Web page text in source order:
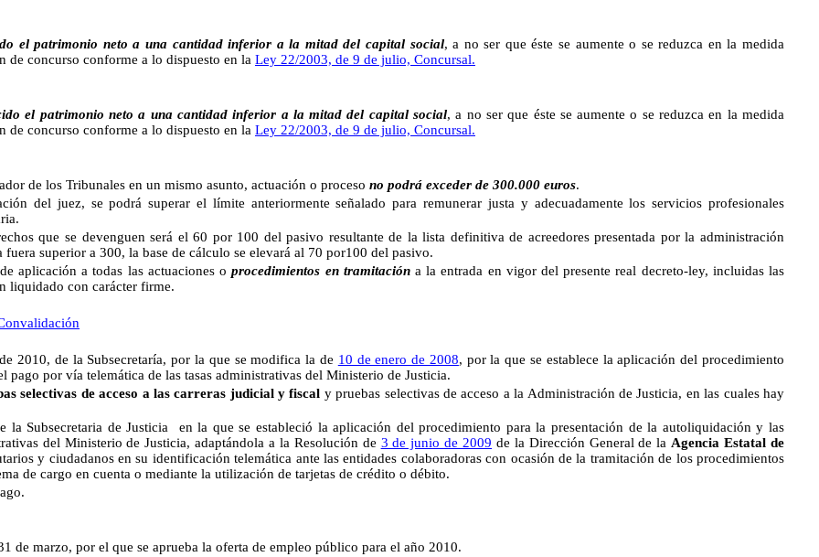
el patrimonio neto a una cantidad inferior a la mitad del capital social, a no ser que éste se aumente o se reduzca en la medida
de concurso conforme a lo dispuesto en la Ley 22/2003, de 9 de julio, Concursal.
el patrimonio neto a una cantidad inferior a la mitad del capital social, a no ser que éste se aumente o se reduzca en la medida
de concurso conforme a lo dispuesto en la Ley 22/2003, de 9 de julio, Concursal.
de los Tribunales en un mismo asunto, actuación o procesono podrá exceder de 300.000 euros.
del juez, se podrá superar el límite anteriormente señalado para remunerar justa y adecuadamente los servicios profesionales
que se devenguen será el 60 por 100 del pasivo resultante de la lista definitiva de acreedores presentada por la administración
superior a 300, la base de cálculo se elevará al 70 por100 del pasivo.
aplicación a todas las actuaciones oprocedimientos en tramitacióna la entrada en vigor del presente real decreto-ley, incluidas las
liquidado con carácter firme.
2010, de la Subsecretaría, por la que se modifica la de 10 de enero de 2008, por la que se establece la aplicación del procedimiento
por vía telemática de las tasas administrativas del Ministerio de Justicia.
selectivas de acceso a las carreras judicial y fiscal y pruebas selectivas de acceso a la Administración de Justicia, en las cuales hay
la Subsecretaria de Justicia en la que se estableció la aplicación del procedimiento para la presentación de la autoliquidación y las
del Ministerio de Justicia, adaptándola a la Resolución de 3 de junio de 2009 de la Dirección General de la Agencia Estatal de
y ciudadanos en su identificación telemática ante las entidades colaboradoras con ocasión de la tramitación de los procedimientos
de cargo en cuenta o mediante la utilización de tarjetas de crédito o débito.
de marzo, por el que se aprueba la oferta de empleo público para el año 2010.